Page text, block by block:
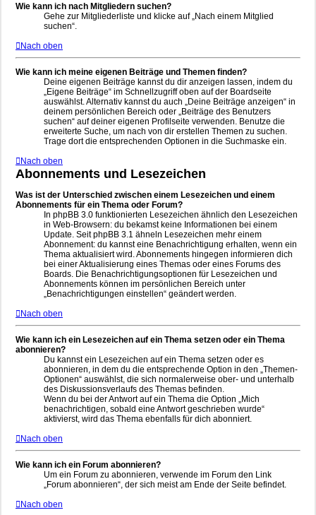
Wie kann ich nach Mitgliedern suchen?
Gehe zur Mitgliederliste und klicke auf „Nach einem Mitglied
suchen“.
Nach oben
Wie kann ich meine eigenen Beiträge und Themen finden?
Deine eigenen Beiträge kannst du dir anzeigen lassen, indem du
„Eigene Beiträge“ im Schnellzugriff oben auf der Boardseite
auswählst. Alternativ kannst du auch „Deine Beiträge anzeigen“ in
deinem persönlichen Bereich oder „Beiträge des Benutzers
suchen“ auf deiner eigenen Profilseite verwenden. Benutze die
erweiterte Suche, um nach von dir erstellen Themen zu suchen.
Trage dort die entsprechenden Optionen in die Suchmaske ein.
Nach oben
Abonnements und Lesezeichen
Was ist der Unterschied zwischen einem Lesezeichen und einem
Abonnements für ein Thema oder Forum?
In phpBB 3.0 funktionierten Lesezeichen ähnlich den Lesezeichen
in Web-Browsern: du bekamst keine Informationen bei einem
Update. Seit phpBB 3.1 ähneln Lesezeichen mehr einem
Abonnement: du kannst eine Benachrichtigung erhalten, wenn ein
Thema aktualisiert wird. Abonnements hingegen informieren dich
bei einer Aktualisierung eines Themas oder eines Forums des
Boards. Die Benachrichtigungsoptionen für Lesezeichen und
Abonnements können im persönlichen Bereich unter
„Benachrichtigungen einstellen“ geändert werden.
Nach oben
Wie kann ich ein Lesezeichen auf ein Thema setzen oder ein Thema
abonnieren?
Du kannst ein Lesezeichen auf ein Thema setzen oder es
abonnieren, in dem du die entsprechende Option in den „Themen-
Optionen“ auswählst, die sich normalerweise ober- und unterhalb
des Diskussionsverlaufs des Themas befinden.
Wenn du bei der Antwort auf ein Thema die Option „Mich
benachrichtigen, sobald eine Antwort geschrieben wurde“
aktivierst, wird das Thema ebenfalls für dich abonniert.
Nach oben
Wie kann ich ein Forum abonnieren?
Um ein Forum zu abonnieren, verwende im Forum den Link
„Forum abonnieren“, der sich meist am Ende der Seite befindet.
Nach oben